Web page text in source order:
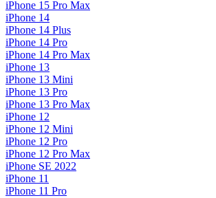
iPhone 15 Pro Max
iPhone 14
iPhone 14 Plus
iPhone 14 Pro
iPhone 14 Pro Max
iPhone 13
iPhone 13 Mini
iPhone 13 Pro
iPhone 13 Pro Max
iPhone 12
iPhone 12 Mini
iPhone 12 Pro
iPhone 12 Pro Max
iPhone SE 2022
iPhone 11
iPhone 11 Pro